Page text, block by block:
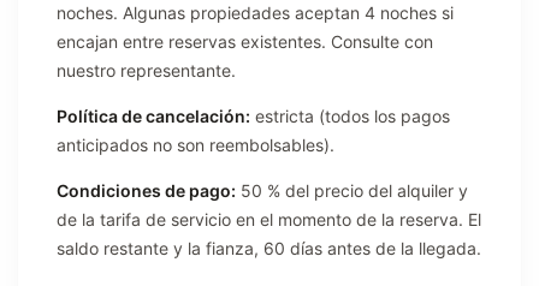
noches. Algunas propiedades aceptan 4 noches si
encajan entre reservas existentes. Consulte con
nuestro representante.
Política de cancelación: estricta (todos los pagos
anticipados no son reembolsables).
Condiciones de pago: 50 % del precio del alquiler y
de la tarifa de servicio en el momento de la reserva. El
saldo restante y la fianza, 60 días antes de la llegada.